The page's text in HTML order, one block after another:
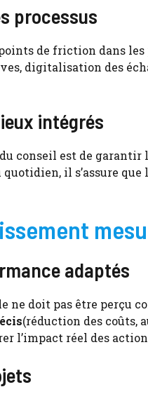
processus
de friction dans les
digitalisation des
intégrés
conseil est de
il s’assure
adaptés
doit pas être perçu
(réduction des coûts,
l’impact réel des